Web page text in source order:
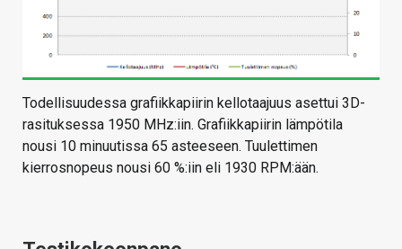
Todellisuudessa grafiikkapiirin kellotaajuus asettui 3D-
rasituksessa 1950 MHz:iin. Grafiikkapiirin lämpötila
nousi 10 minuutissa 65 asteeseen. Tuulettimen
kierrosnopeus nousi 60 %:iin eli 1930 RPM:ään.